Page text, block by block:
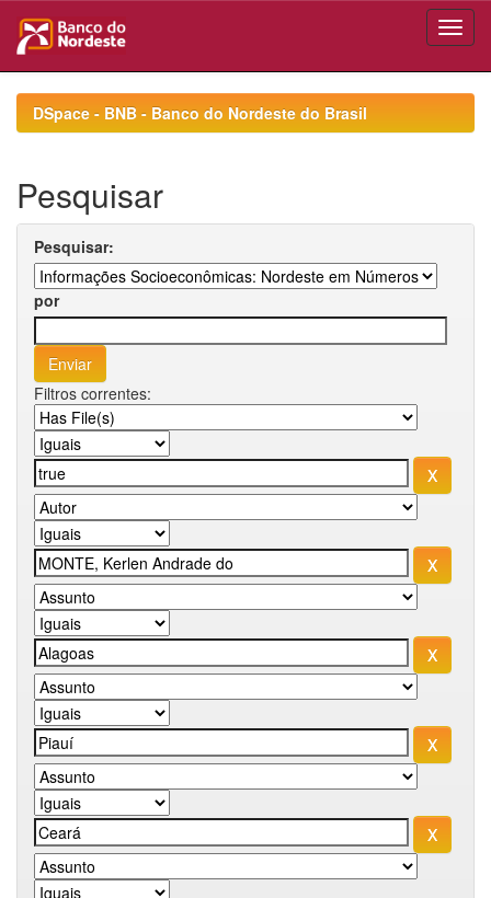
navigationDSpace - BNB - Banco do Nordeste do Brasil
Pesquisar
Pesquisar:
por
Filtros correntes: